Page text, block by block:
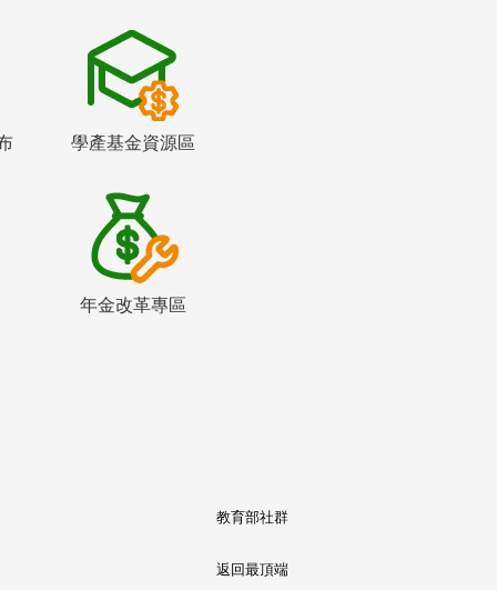
學產基金資源區
年金改革專區
教育部社群
返回最頂端